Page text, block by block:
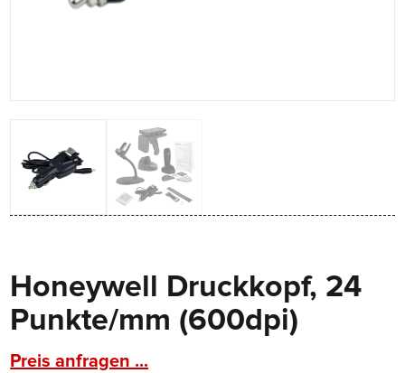
Honeywell Druckkopf, 24
Punkte/mm (600dpi)
Preis anfragen ...